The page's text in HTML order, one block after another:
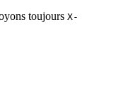
toujours X-